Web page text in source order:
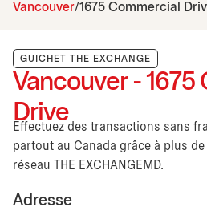
Vancouver 1675 Commercial
GUICHET THE EXCHANGE
Vancouver - 1675
Drive
Effectuez des transactions sans
partout au Canada grâce à plus
réseau THE EXCHANGEMD.
Adresse